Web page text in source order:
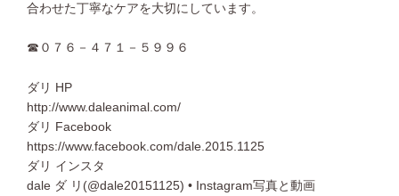
合わせた丁寧なケアを大切にしています。
☎０７６－４７１－５９９６
ダリ HP
http://www.daleanimal.com/
ダリ Facebook
https://www.facebook.com/dale.2015.1125
ダリ インスタ
dale ダ リ(@dale20151125) • Instagram写真と動画